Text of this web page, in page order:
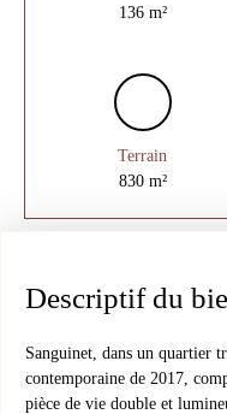
136 m²
Terrain
830 m²
Descriptif du
Sanguinet, dans un quartier
contemporaine de 2017,
pièce de vie double et